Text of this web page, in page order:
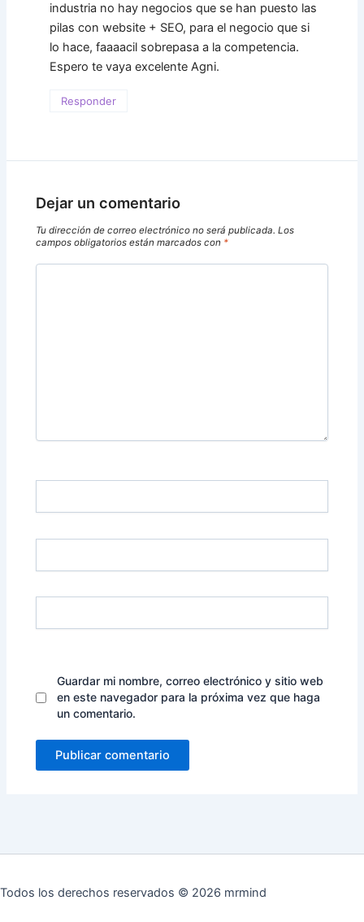
industria no hay negocios que se han puesto las
pilas con website + SEO, para el negocio que si
lo hace, faaaacil sobrepasa a la competencia.
Espero te vaya excelente Agni.
Responder
Dejar un comentario
Tu dirección de correo electrónico no será publicada. Los
campos obligatorios están marcados con *
Escribe
Guardar mi nombre, correo electrónico y sitio web
en este navegador para la próxima vez que haga
un comentario.
Todos los derechos reservados © 2026 mrmind